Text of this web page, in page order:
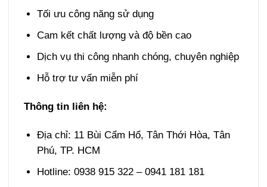
Tối ưu công năng sử dụng
Cam kết chất lượng và độ bền cao
Dịch vụ thi công nhanh chóng, chuyên nghiệp
Hỗ trợ tư vấn miễn phí
Thông tin liên hệ:
Địa chỉ: 11 Bùi Cẩm Hổ, Tân Thới Hòa, Tân
Phú, TP. HCM
Hotline: 0938 915 322 – 0941 181 181